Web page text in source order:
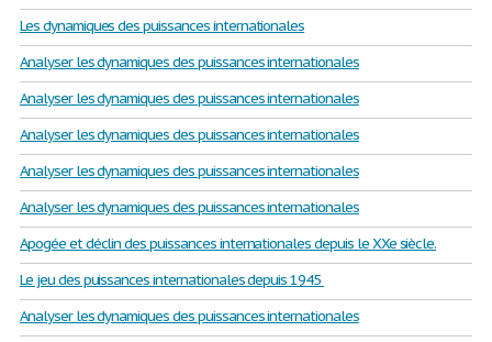
Les dynamiques des puissances internationales
Analyser les dynamiques des puissances internationales
Analyser les dynamiques des puissances internationales
Analyser les dynamiques des puissances internationales
Analyser les dynamiques des puissances internationales
Analyser les dynamiques des puissances internationales
Apogée et déclin des puissances internationales depuis le XXe siècle.
Le jeu des puissances internationales depuis 1945
Analyser les dynamiques des puissances internationales